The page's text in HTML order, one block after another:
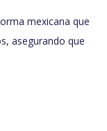
mexicana que
asegurando que